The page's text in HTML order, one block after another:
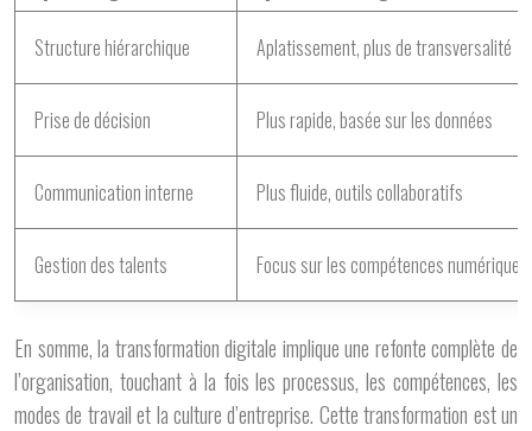
Structure hiérarchique Aplatissement, plus de transversalité
Prise de décision Plus rapide, basée sur les données
Communication interne Plus fluide, outils collaboratifs
Gestion des talents Focus sur les compétences numériques
En somme, la transformation digitale implique une refonte complète de
l’organisation, touchant à la fois les processus, les compétences, les
modes de travail et la culture d’entreprise. Cette transformation est un